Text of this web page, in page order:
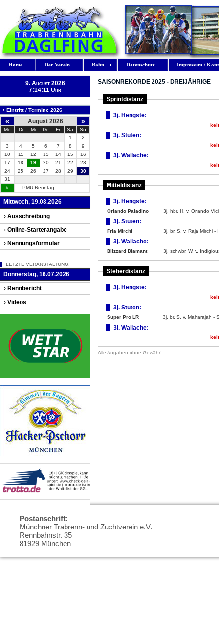
Home Der Verein Bahn Datenschutz Impressum /
9. August 2026
7:14:12 Uhr
› Eintritt / Termine 2026
« August 2026 »
Mo Di Mi Do Fr Sa
So
1
2
3
4 5 6 7 8
9
10
11 12 13 14 15
16
17
18 19 20 21 22
23
24
25 26 27 28 29
30
31
#
= PMU-Renntag
Mittwoch, 19.08.2026
› Ausschreibung
› Online-Starterangabe
› Nennungsformular
LETZTE VERANSTALTUNG:
Donnerstag, 16.07.2026
› Rennbericht
› Videos
SAISONREKORDE 2025 - DREIJÄHRIGE
Sprintdistanz
3j. Hengste:
3j. Stuten:
3j. Wallache:
Mitteldistanz
3j. Hengste:
Orlando Paladino 3j. hbr. H. v. Orlando
3j. Stuten:
Fria Mirchi 3j. br. S. v. Raja Mirchi -
3j. Wallache:
Blizzard Diamant 3j. schwbr. W. v.
Steherdistanz
3j. Hengste:
3j. Stuten:
Super Pro LR 3j. br. S. v. Maharajah -
3j. Wallache:
Alle Angaben ohne Gewähr!
Postanschrift:
Münchner Trabrenn- und Zuchtverein e.V.
Rennbahnstr. 35
81929 München